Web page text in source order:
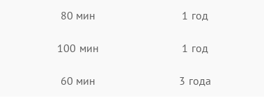
80 мин 1 год
100 мин 1 год
60 мин 3 года